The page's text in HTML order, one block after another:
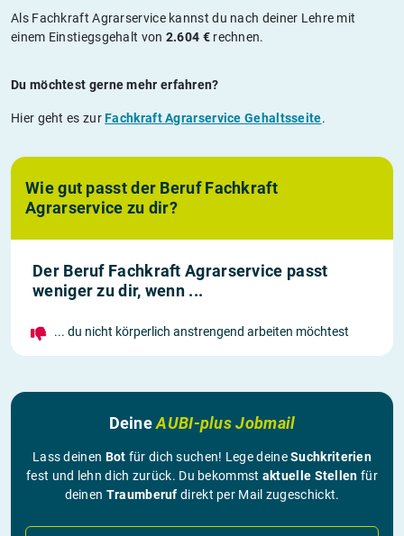
Als Fachkraft Agrarservice kannst du nach deiner Lehre mit
einem Einstiegsgehalt von 2.604 €rechnen.
Du möchtest gerne mehr erfahren?
Hier geht es zurFachkraft Agrarservice Gehaltsseite.
Wie gut passt der Beruf Fachkraft
Agrarservice zu dir?
Der Beruf Fachkraft Agrarservice passt
weniger zu dir, wenn ...
... du nicht körperlich anstrengend arbeiten möchtest
DeineAUBI-plus Jobmail
Lass deinen Bot für dich suchen! Lege deineSuchkriterien
fest und lehn dich zurück. Du bekommst aktuelle Stellen für
deinen Traumberuf direkt per Mail zugeschickt.